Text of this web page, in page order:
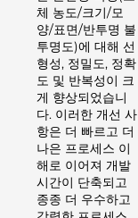
체 농도/크기/모
양/표면/반투명 불
투명도)에 대해 선
형성, 정밀도, 정확
도 및 반복성이 크
게 향상되었습니
다. 이러한 개선 사
항은 더 빠르고 더
나은 프로세스 이
해로 이어져 개발
시간이 단축되고
종종 더 우수하고